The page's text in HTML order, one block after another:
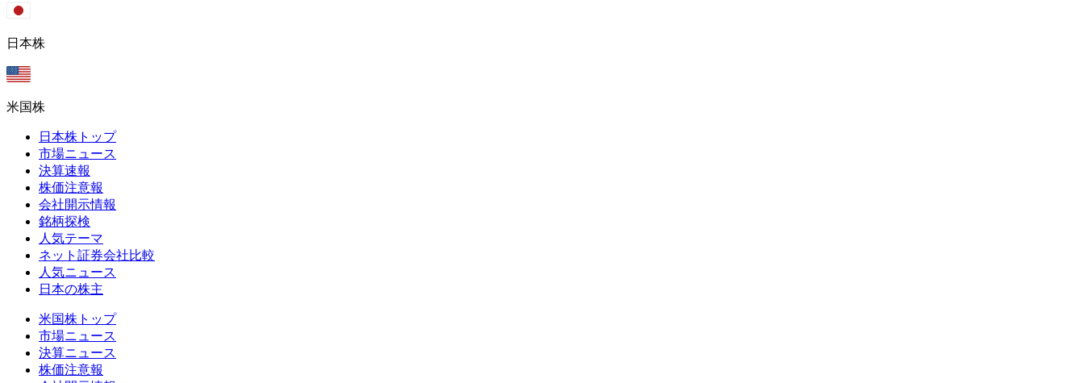
日本株
米国株
日本株トップ
市場ニュース
決算速報
株価注意報
会社開示情報
銘柄探検
人気テーマ
ネット証券会社比較
人気ニュース
日本の株主
米国株トップ
市場ニュース
決算ニュース
株価注意報